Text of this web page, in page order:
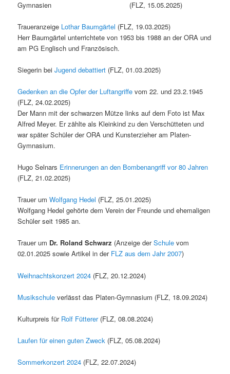
Gymnasien (FLZ, 15.05.2025)
Traueranzeige Lothar Baumgärtel (FLZ, 19.03.2025)
Herr Baumgärtel unterrichtete von 1953 bis 1988 an der ORA und
am PG Englisch und Französisch.
Siegerin bei Jugend debattiert (FLZ, 01.03.2025)
Gedenken an die Opfer der Luftangriffe vom 22. und 23.2.1945
(FLZ, 24.02.2025)
Der Mann mit der schwarzen Mütze links auf dem Foto ist Max
Alfred Meyer. Er zählte als Kleinkind zu den Verschütteten und
war später Schüler der ORA und Kunsterzieher am Platen-
Gymnasium.
Hugo Selnars Erinnerungen an den Bombenangriff vor 80 Jahren
(FLZ, 21.02.2025)
Trauer umWolfgang Hedel (FLZ, 25.01.2025)
Wolfgang Hedel gehörte dem Verein der Freunde und ehemaligen
Schüler seit 1985 an.
Trauer um Dr. Roland Schwarz (Anzeige derSchule vom
02.01.2025 sowie Artikel in derFLZ aus dem Jahr 2007)
Weihnachtskonzert 2024 (FLZ, 20.12.2024)
Musikschule verlässt das Platen-Gymnasium (FLZ, 18.09.2024)
Kulturpreis für Rolf Fütterer(FLZ, 08.08.2024)
Laufen für einen guten Zweck (FLZ, 05.08.2024)
Sommerkonzert 2024 (FLZ, 22.07.2024)